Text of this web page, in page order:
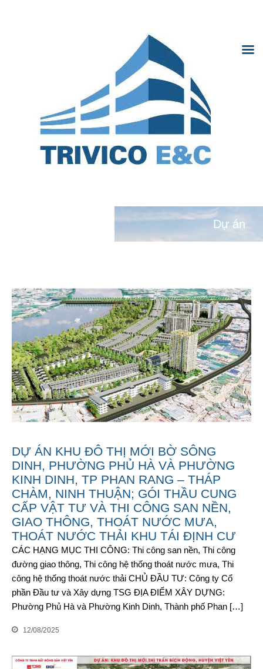
Trivico Hà Nội
TRANG CHỦ
GIỚI THIỆU
HỢP TÁC
THƯ VIỆN ẢNH
LIÊN HỆ
Dự án
DỰ ÁN KHU ĐÔ THỊ MỚI BỜ SÔNG
DINH, PHƯỜNG PHỦ HÀ VÀ PHƯỜNG
KINH DINH, TP PHAN RANG – THÁP
CHÀM, NINH THUẬN; GÓI THẦU CUNG
CẤP VẬT TƯ VÀ THI CÔNG SAN NỀN,
GIAO THÔNG, THOÁT NƯỚC MƯA,
THOÁT NƯỚC THẢI KHU TÁI ĐỊNH CƯ
CÁC HẠNG MỤC THI CÔNG: Thi công san nền, Thi công
đường giao thông, Thi công hệ thống thoát nước mưa, Thi
công hệ thống thoát nước thải CHỦ ĐẦU TƯ: Công ty Cổ
phần Đầu tư và Xây dựng TSG ĐỊA ĐIỂM XÂY DỰNG:
Phường Phủ Hà và Phường Kinh Dinh, Thành phố Phan […]
12/08/2025